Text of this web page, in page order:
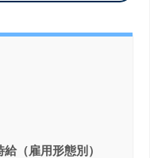
（雇用形態別）